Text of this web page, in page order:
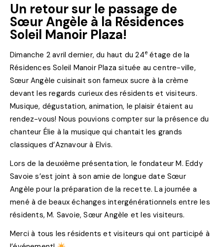
Un retour sur le passage de
Sœur Angèle à la Résidences
Soleil Manoir Plaza!
Dimanche 2 avril dernier, du haut du 24e étage de la
Résidences Soleil Manoir Plaza située au centre-ville,
Sœur Angèle cuisinait son fameux sucre à la crème
devant les regards curieux des résidents et visiteurs.
Musique, dégustation, animation, le plaisir étaient au
rendez-vous! Nous pouvions compter sur la présence du
chanteur Élie à la musique qui chantait les grands
classiques d’Aznavour à Elvis.
Lors de la deuxième présentation, le fondateur M. Eddy
Savoie s’est joint à son amie de longue date Sœur
Angèle pour la préparation de la recette. La journée a
mené à de beaux échanges intergénérationnels entre les
résidents, M. Savoie, Sœur Angèle et les visiteurs.
Merci à tous les résidents et visiteurs qui ont participé à